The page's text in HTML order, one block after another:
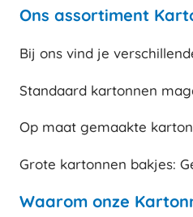
Ons assortiment
Bij ons vind je
Standaard kartonnen
Op maat gemaakte
Grote kartonnen bakjes:
Waarom onze